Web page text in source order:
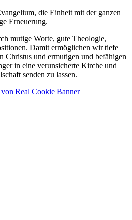
die Einheit mit der ganzen
Erneuerung.
mutige Worte, gute Theologie,
Damit ermöglichen wir tiefe
Christus und ermutigen und befähigen
in eine verunsicherte Kirche und
senden zu lassen.
Real Cookie Banner